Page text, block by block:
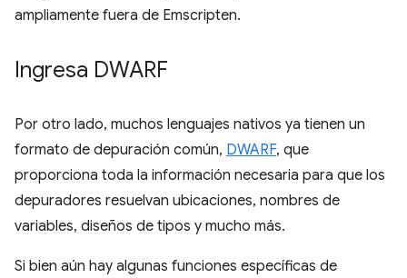
ampliamente fuera de Emscripten.
Ingresa DWARF
Por otro lado, muchos lenguajes nativos ya tienen un
formato de depuración común, DWARF, que
proporciona toda la información necesaria para que los
depuradores resuelvan ubicaciones, nombres de
variables, diseños de tipos y mucho más.
Si bien aún hay algunas funciones específicas de